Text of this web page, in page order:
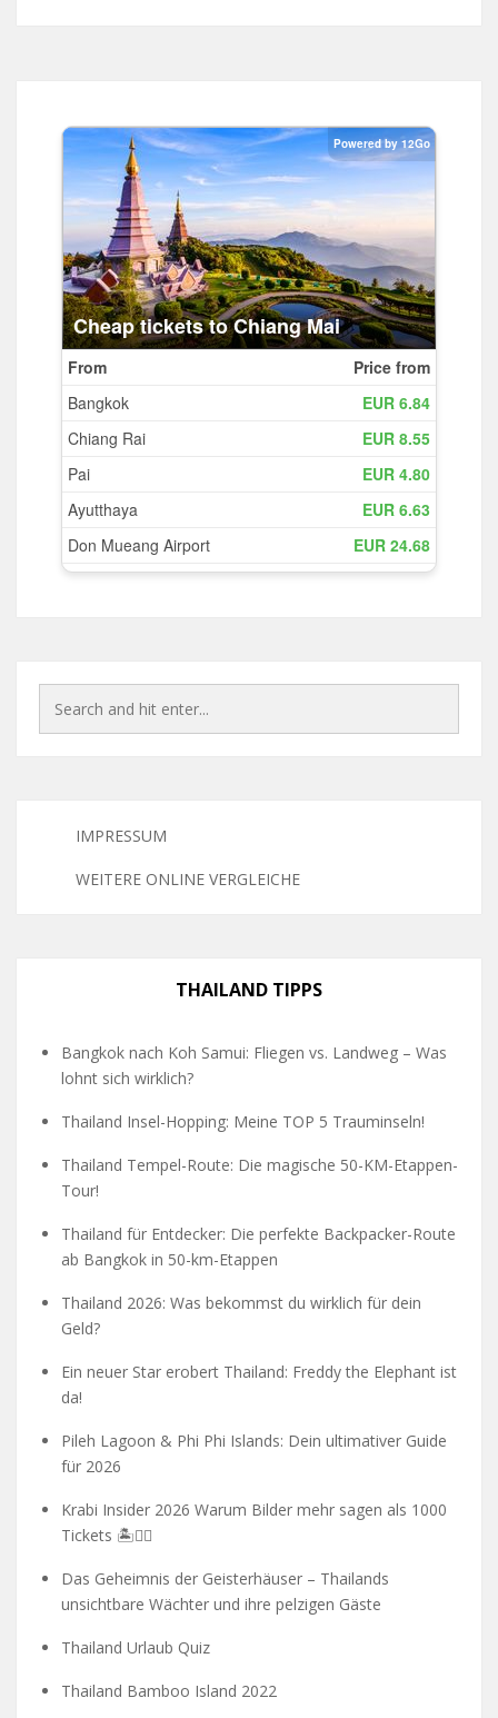
IMPRESSUM
WEITERE ONLINE VERGLEICHE
THAILAND TIPPS
Bangkok nach Koh Samui: Fliegen vs. Landweg – Was
lohnt sich wirklich?
Thailand Insel-Hopping: Meine TOP 5 Trauminseln!
Thailand Tempel-Route: Die magische 50-KM-Etappen-
Tour!
Thailand für Entdecker: Die perfekte Backpacker-Route
ab Bangkok in 50-km-Etappen
Thailand 2026: Was bekommst du wirklich für dein
Geld?
Ein neuer Star erobert Thailand: Freddy the Elephant ist
da!
Pileh Lagoon & Phi Phi Islands: Dein ultimativer Guide
für 2026
Krabi Insider 2026 Warum Bilder mehr sagen als 1000
Tickets 🏝️🧗‍♂️
Das Geheimnis der Geisterhäuser – Thailands
unsichtbare Wächter und ihre pelzigen Gäste
Thailand Urlaub Quiz
Thailand Bamboo Island 2022